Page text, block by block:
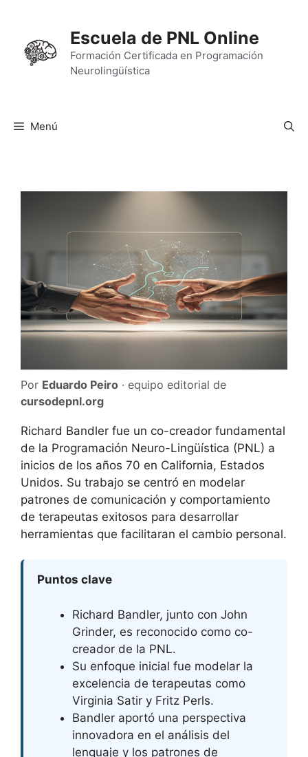
contenido
Escuela de PNL Online
Formación Certificada en Programación
Neurolingüística
Menú
Por Eduardo Peiro · equipo editorial de
cursodepnl.org
Richard Bandler fue un co-creador fundamental
de la Programación Neuro-Lingüística (PNL) a
inicios de los años 70 en California, Estados
Unidos. Su trabajo se centró en modelar
patrones de comunicación y comportamiento
de terapeutas exitosos para desarrollar
herramientas que facilitaran el cambio personal.
Puntos clave
Richard Bandler, junto con John
Grinder, es reconocido como co-
creador de la PNL.
Su enfoque inicial fue modelar la
excelencia de terapeutas como
Virginia Satir y Fritz Perls.
Bandler aportó una perspectiva
innovadora en el análisis del
lenguaje y los patrones de